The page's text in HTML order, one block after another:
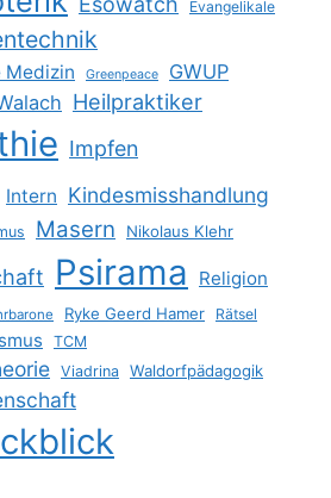
Evangelikale
Medizin Greenpeace GWUP
Heilpraktiker
Impfen
Intern Kindesmisshandlung
Masern Nikolaus Klehr
Psirama Religion
Ryke Geerd Hamer Rätsel
TCM
Viadrina Waldorfpädagogik